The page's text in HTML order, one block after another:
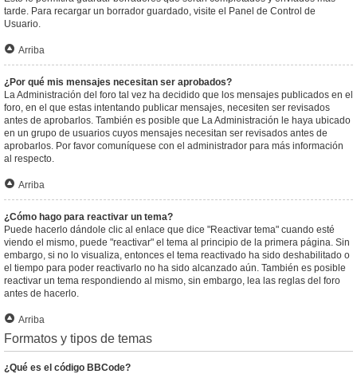
tarde. Para recargar un borrador guardado, visite el Panel de Control de
Usuario.
Arriba
¿Por qué mis mensajes necesitan ser aprobados?
La Administración del foro tal vez ha decidido que los mensajes publicados en el
foro, en el que estas intentando publicar mensajes, necesiten ser revisados
antes de aprobarlos. También es posible que La Administración le haya ubicado
en un grupo de usuarios cuyos mensajes necesitan ser revisados antes de
aprobarlos. Por favor comuníquese con el administrador para más información
al respecto.
Arriba
¿Cómo hago para reactivar un tema?
Puede hacerlo dándole clic al enlace que dice "Reactivar tema" cuando esté
viendo el mismo, puede "reactivar" el tema al principio de la primera página. Sin
embargo, si no lo visualiza, entonces el tema reactivado ha sido deshabilitado o
el tiempo para poder reactivarlo no ha sido alcanzado aún. También es posible
reactivar un tema respondiendo al mismo, sin embargo, lea las reglas del foro
antes de hacerlo.
Arriba
Formatos y tipos de temas
¿Qué es el código BBCode?